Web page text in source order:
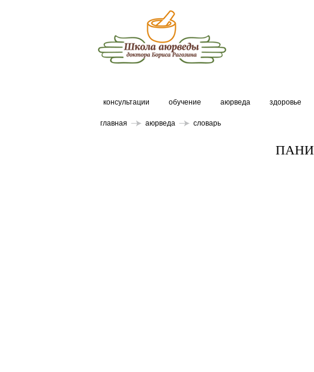
консультации обучение аюрведа здоровье
главная аюрведа словарь